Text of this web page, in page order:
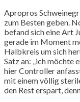
Apropros
zum Besten geben.
befand sich eine Art
gerade im Moment
Halbkreis um sich
Satz an: „ich möchte
hier Controller
mit einem völlig
den Rest erspart,